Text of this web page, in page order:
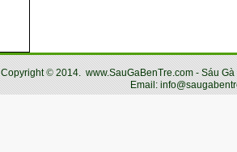
Copyright© 2014. www.SauGaBenTre.com - Sáu
Email: